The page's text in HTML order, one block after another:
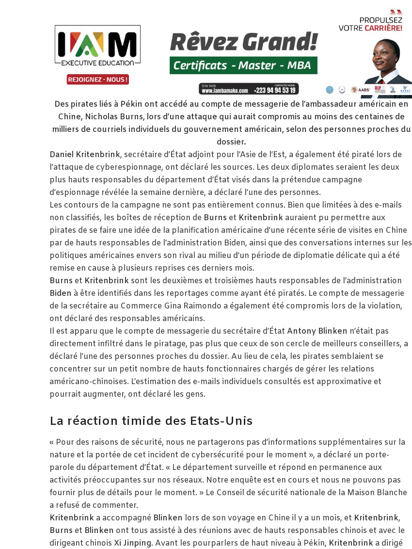
Des pirates liés à Pékin ont accédé au compte de messagerie de l’ambassadeur américain en
Chine, Nicholas Burns, lors d’une attaque qui aurait compromis au moins des centaines de
milliers de courriels individuels du gouvernement américain, selon des personnes proches du
dossier.
Daniel Kritenbrink, secrétaire d’État adjoint pour l’Asie de l’Est, a également été piraté lors de
l’attaque de cyberespionnage, ont déclaré les sources. Les deux diplomates seraient les deux
plus hauts responsables du département d’État visés dans la prétendue campagne
d’espionnage révélée la semaine dernière, a déclaré l’une des personnes.
Les contours de la campagne ne sont pas entièrement connus. Bien que limitées à des e-mails
non classifiés, les boîtes de réception de Burns et Kritenbrink auraient pu permettre aux
pirates de se faire une idée de la planification américaine d’une récente série de visites en Chine
par de hauts responsables de l’administration Biden, ainsi que des conversations internes sur les
politiques américaines envers son rival au milieu d’un période de diplomatie délicate qui a été
remise en cause à plusieurs reprises ces derniers mois.
Burns et Kritenbrink sont les deuxièmes et troisièmes hauts responsables de l’administration
Biden à être identifiés dans les reportages comme ayant été piratés. Le compte de messagerie
de la secrétaire au Commerce Gina Raimondo a également été compromis lors de la violation,
ont déclaré des responsables américains.
Il est apparu que le compte de messagerie du secrétaire d’État Antony Blinken n’était pas
directement infiltré dans le piratage, pas plus que ceux de son cercle de meilleurs conseillers, a
déclaré l’une des personnes proches du dossier. Au lieu de cela, les pirates semblaient se
concentrer sur un petit nombre de hauts fonctionnaires chargés de gérer les relations
américano-chinoises. L’estimation des e-mails individuels consultés est approximative et
pourrait augmenter, ont déclaré les gens.
La réaction timide des Etats-Unis
« Pour des raisons de sécurité, nous ne partagerons pas d’informations supplémentaires sur la
nature et la portée de cet incident de cybersécurité pour le moment », a déclaré un porte-
parole du département d’État. « Le département surveille et répond en permanence aux
activités préoccupantes sur nos réseaux. Notre enquête est en cours et nous ne pouvons pas
fournir plus de détails pour le moment. » Le Conseil de sécurité nationale de la Maison Blanche
a refusé de commenter.
Kritenbrink a accompagné Blinken lors de son voyage en Chine il y a un mois, et Kritenbrink,
Burns et Blinken ont tous assisté à des réunions avec de hauts responsables chinois et avec le
dirigeant chinois Xi Jinping. Avant les pourparlers de haut niveau à Pékin, Kritenbrink a dirigé